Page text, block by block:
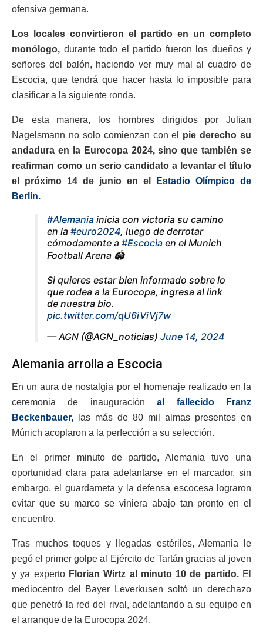
ofensiva germana.
Los locales convirtieron el partido en un completo
monólogo, durante todo el partido fueron los dueños y
señores del balón, haciendo ver muy mal al cuadro de
Escocia, que tendrá que hacer hasta lo imposible para
clasificar a la siguiente ronda.
De esta manera, los hombres dirigidos por Julian
Nagelsmann no solo comienzan con el pie derecho su
andadura en la Eurocopa 2024, sino que también se
reafirman como un serio candidato a levantar el título
el próximo 14 de junio en el
Estadio Olímpico de
Berlín.
#Alemania inicia con victoria su camino
en la #euro2024, luego de derrotar
cómodamente a #Escocia en el Munich
Football Arena 🏟️
Si quieres estar bien informado sobre lo
que rodea a la Eurocopa, ingresa al link
de nuestra bio.
pic.twitter.com/qU6iViVj7w
— AGN (@AGN_noticias) June 14, 2024
Alemania arrolla a Escocia
En un aura de nostalgia por el homenaje realizado en la
ceremonia de inauguración al fallecido Franz
Beckenbauer, las más de 80 mil almas presentes en
Múnich acoplaron a la perfección a su selección.
En el primer minuto de partido, Alemania tuvo una
oportunidad clara para adelantarse en el marcador, sin
embargo, el guardameta y la defensa escocesa lograron
evitar que su marco se viniera abajo tan pronto en el
encuentro.
Tras muchos toques y llegadas estériles, Alemania le
pegó el primer golpe al Ejército de Tartán gracias al joven
y ya experto Florian Wirtz al minuto 10 de partido.El
mediocentro del Bayer Leverkusen soltó un derechazo
que penetró la red del rival, adelantando a su equipo en
el arranque de la Eurocopa 2024.